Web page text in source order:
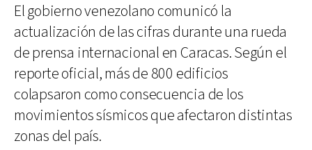
El gobierno venezolano comunicó la
actualización de las cifras durante una rueda
de prensa internacional en Caracas. Según el
reporte oficial, más de 800 edificios
colapsaron como consecuencia de los
movimientos sísmicos que afectaron distintas
zonas del país.